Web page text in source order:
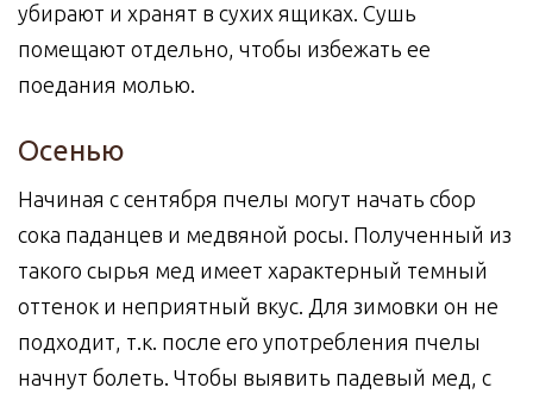
убирают и хранят в сухих ящиках. Сушь
помещают отдельно, чтобы избежать ее
поедания молью.
Осенью
Начиная с сентября пчелы могут начать сбор
сока паданцев и медвяной росы. Полученный из
такого сырья мед имеет характерный темный
оттенок и неприятный вкус. Для зимовки он не
подходит, т.к. после его употребления пчелы
начнут болеть. Чтобы выявить падевый мед, с